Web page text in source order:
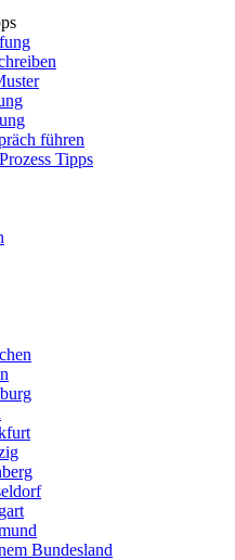
führen
Tipps
Bundesland